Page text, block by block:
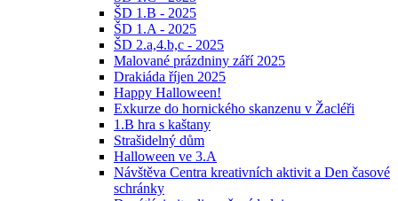
ŠD 1.B - 2025
ŠD 1.A - 2025
ŠD 2.a,4.b,c - 2025
Malované prázdniny září 2025
Drakiáda říjen 2025
Happy Halloween!
Exkurze do hornického skanzenu v Žacléři
1.B hra s kaštany
Strašidelný dům
Halloween ve 3.A
Návštěva Centra kreativních aktivit a Den časové
schránky